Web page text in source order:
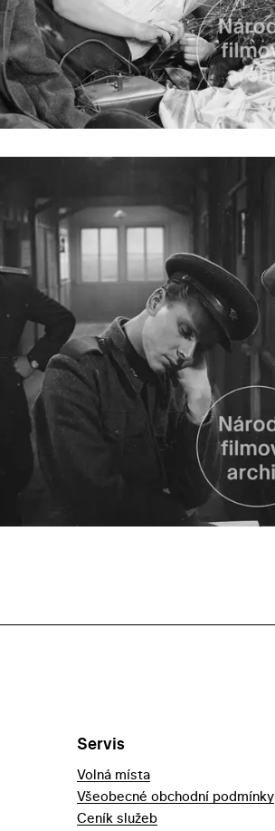
Servis
Volná místa
Všeobecné obchodní podmínky
Ceník služeb